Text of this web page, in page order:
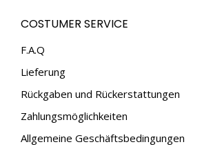
opens
in
window
opens
window
COSTUMER SERVICE
F.A.Q
Lieferung
Rückgaben und Rückerstattungen
Zahlungsmöglichkeiten
Allgemeine Geschäftsbedingungen